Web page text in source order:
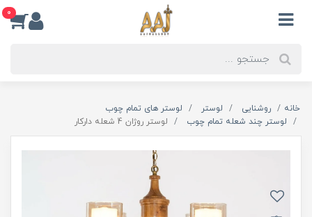
0
خانه روشنایی لوستر
لوستر های تمام چوب
لوستر چند شعله تمام چوب
لوستر روژان 4 شعله دارکار